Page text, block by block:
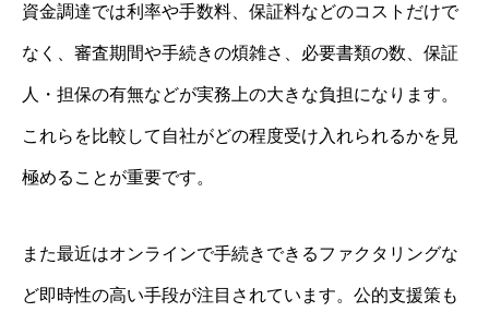
資金調達では利率や手数料、保証料などのコストだけで
なく、審査期間や手続きの煩雑さ、必要書類の数、保証
人・担保の有無などが実務上の大きな負担になります。
これらを比較して自社がどの程度受け入れられるかを見
極めることが重要です。
また最近はオンラインで手続きできるファクタリングな
ど即時性の高い手段が注目されています。公的支援策も